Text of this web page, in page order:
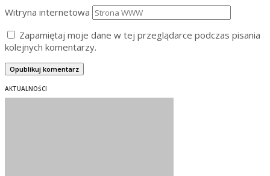
Witryna internetowa
Zapamiętaj moje dane w tej przeglądarce podczas pisania
kolejnych komentarzy.
AKTUALNOŚCI